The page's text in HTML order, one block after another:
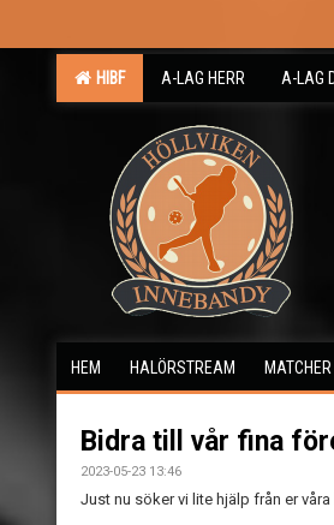
HIBF A-LAG HERR A-LAG
HEM HALÖRSTREAM MATCHER
Bidra till vår fina
2023-05-23 13:46
Just nu söker vi lite hjälp från er